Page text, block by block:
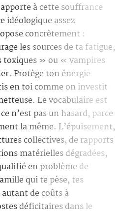
à cette souffrance
idéologique assez
concrètement :
les sources de ta fatigue,
toxiques » ou « vampires
Protège ton énergie
en toi comme on investit
Le vocabulaire est
n’est pas un hasard, parce
la même. L’épuisement,
collectives, de rapports
matérielles dégradées,
en problème de
qui te pèse, tes
de coûts à
déficitaires dans le